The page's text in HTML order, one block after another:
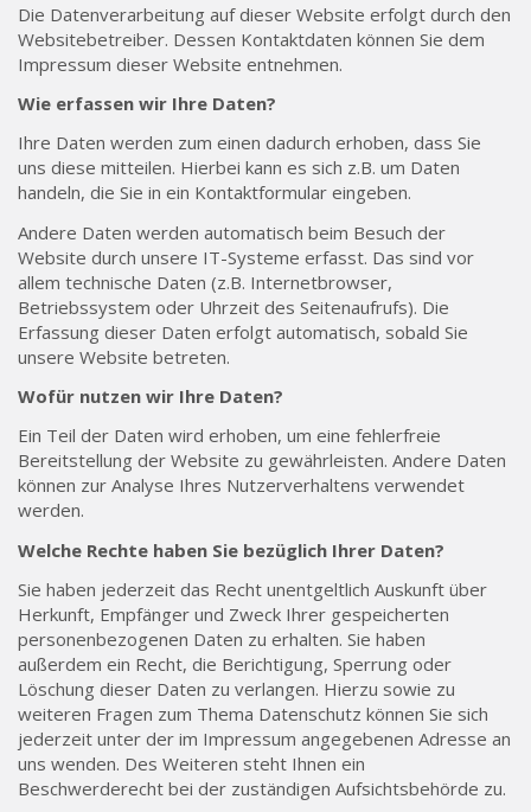
Die Datenverarbeitung auf dieser Website erfolgt durch den
Websitebetreiber. Dessen Kontaktdaten können Sie dem
Impressum dieser Website entnehmen.
Wie erfassen wir Ihre Daten?
Ihre Daten werden zum einen dadurch erhoben, dass Sie
uns diese mitteilen. Hierbei kann es sich z.B. um Daten
handeln, die Sie in ein Kontaktformular eingeben.
Andere Daten werden automatisch beim Besuch der
Website durch unsere IT-Systeme erfasst. Das sind vor
allem technische Daten (z.B. Internetbrowser,
Betriebssystem oder Uhrzeit des Seitenaufrufs). Die
Erfassung dieser Daten erfolgt automatisch, sobald Sie
unsere Website betreten.
Wofür nutzen wir Ihre Daten?
Ein Teil der Daten wird erhoben, um eine fehlerfreie
Bereitstellung der Website zu gewährleisten. Andere Daten
können zur Analyse Ihres Nutzerverhaltens verwendet
werden.
Welche Rechte haben Sie bezüglich Ihrer Daten?
Sie haben jederzeit das Recht unentgeltlich Auskunft über
Herkunft, Empfänger und Zweck Ihrer gespeicherten
personenbezogenen Daten zu erhalten. Sie haben
außerdem ein Recht, die Berichtigung, Sperrung oder
Löschung dieser Daten zu verlangen. Hierzu sowie zu
weiteren Fragen zum Thema Datenschutz können Sie sich
jederzeit unter der im Impressum angegebenen Adresse an
uns wenden. Des Weiteren steht Ihnen ein
Beschwerderecht bei der zuständigen Aufsichtsbehörde zu.